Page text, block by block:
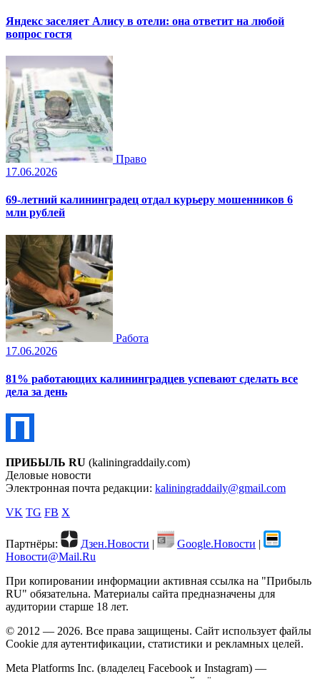
Яндекс заселяет Алису в отели: она ответит на любой
вопрос гостя
Право
17.06.2026
69-летний калининградец отдал курьеру мошенников 6
млн рублей
Работа
17.06.2026
81% работающих калининградцев успевают сделать все
дела за день
ПРИБЫЛЬ RU (kaliningraddaily.com)
Деловые новости
Электронная почта редакции: kaliningraddaily@gmail.com
VK TG FB X
Партнёры: Дзен.Новости | Google.Новости |
Новости@Mail.Ru
При копировании информации активная ссылка на "Прибыль
RU" обязательна. Материалы сайта предназначены для
аудитории старше 18 лет.
© 2012 — 2026. Все права защищены. Сайт использует файлы
Cookie для аутентификации, статистики и рекламных целей.
Meta Platforms Inc. (владелец Facebook и Instagram) —